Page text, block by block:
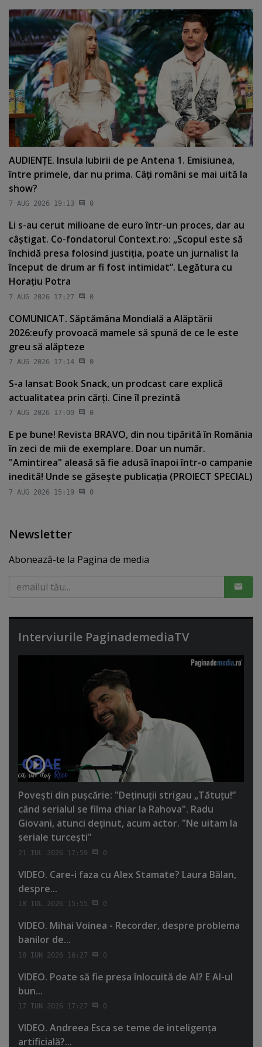
AUDIENŢE. Insula Iubirii de pe Antena 1. Emisiunea,
între primele, dar nu prima. Câţi români se mai uită la
show?
7 AUG 2026 19:13 0
Li s-au cerut milioane de euro într-un proces, dar au
câştigat. Co-fondatorul Context.ro: „Scopul este să
închidă presa folosind justiţia, poate un jurnalist la
început de drum ar fi fost intimidat”. Legătura cu
Horaţiu Potra
7 AUG 2026 17:27 0
COMUNICAT. Săptămâna Mondială a Alăptării
2026:eufy provoacă mamele să spună de ce le este
greu să alăpteze
7 AUG 2026 17:14 0
S-a lansat Book Snack, un prodcast care explică
actualitatea prin cărţi. Cine îl prezintă
7 AUG 2026 17:00 0
E pe bune! Revista BRAVO, din nou tipărită în România
în zeci de mii de exemplare. Doar un număr.
"Amintirea" aleasă să fie adusă înapoi într-o campanie
inedită! Unde se găseşte publicaţia (PROIECT SPECIAL)
7 AUG 2026 15:19 0
Newsletter
Abonează-te la Pagina de media
Interviurile PaginademediaTV
Poveşti din puşcărie: "Deţinuţii strigau „Tătuţu!”
când serialul se filma chiar la Rahova". Radu
Giovani, atunci deţinut, acum actor. "Ne uitam la
seriale turceşti"
21 IUL 2026 17:59 0
VIDEO. Care-i faza cu Alex Stamate? Laura Bălan,
despre...
18 IUL 2026 15:55 0
VIDEO. Mihai Voinea - Recorder, despre problema
banilor de...
18 IUN 2026 16:27 0
VIDEO. Poate să fie presa înlocuită de AI? E AI-ul
bun...
17 IUN 2026 17:27 0
VIDEO. Andreea Esca se teme de inteligenţa
artificială?...